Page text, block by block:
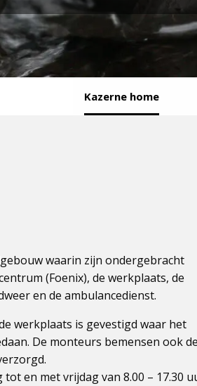
Kazerne home
waarin zijn ondergebracht
(Foenix), de werkplaats, de
en de ambulancedienst.
werkplaats is gevestigd waar het
De monteurs bemensen ook de
en met vrijdag van 8.00 – 17.30